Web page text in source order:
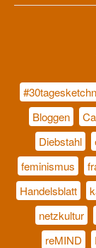
Bloggen
Diebstahl
feminismus
Handelsblatt
netzkultur
reMIND